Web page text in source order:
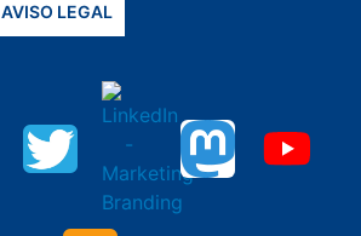
AVISO LEGAL